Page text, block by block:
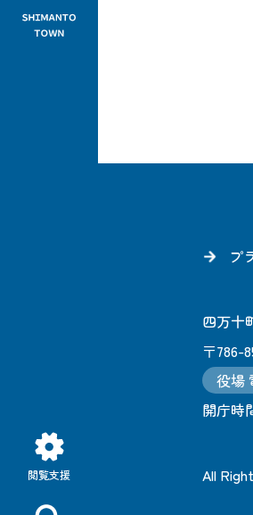
閲覧支援
プ
四万十
〒786-
役場
開庁時
All